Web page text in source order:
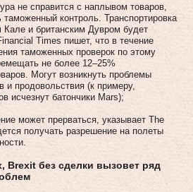
не справится с наплывом товаров,
контроль. Транспортировка
и британским Дувром будет
Times пишет, что в течение
таможенных проверок по этому
не более 12–25%
Могут возникнуть проблемы
и продовольствия (к примеру,
исчезнут батончики Mars);
может прерваться, указывает The
получать разрешение на полеты
Brexit без сделки вызовет ряд